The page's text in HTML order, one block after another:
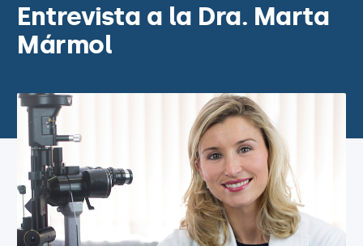
Entrevista a la Dra. Marta
Mármol